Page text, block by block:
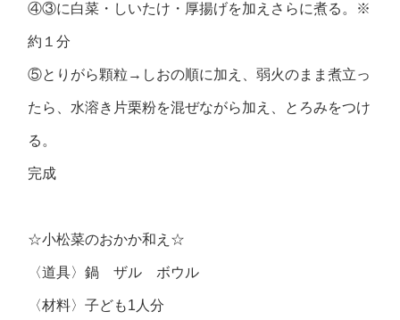
④③に白菜・しいたけ・厚揚げを加えさらに煮る。※
約１分
⑤とりがら顆粒→しおの順に加え、弱火のまま煮立っ
たら、水溶き片栗粉を混ぜながら加え、とろみをつけ
る。
完成
☆小松菜のおかか和え☆
〈道具〉鍋 ザル ボウル
〈材料〉子ども1人分